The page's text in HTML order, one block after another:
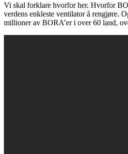
Vi skal forklare hvorfor her. Hvorfor
verdens enkleste ventilator å rengjøre.
millioner av BORA’er i over 60 land,